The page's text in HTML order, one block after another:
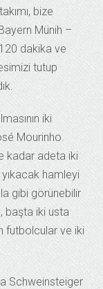
bize
Münih –
dakika ve
tutup
iki
Mourinho.
kadar adeta iki
hamleyi
gibi görünebilir
başta iki usta
futbolcular ve iki
Schweinsteiger